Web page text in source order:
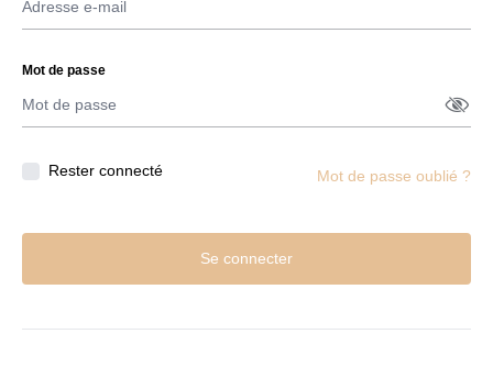
Mot de passe
􀋯
Rester connecté Mot de passe oublié ?
Se connecter